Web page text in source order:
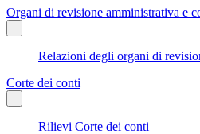
Organi di revisione amministrativa e
Relazioni degli organi di
Corte dei conti
Rilievi Corte dei conti